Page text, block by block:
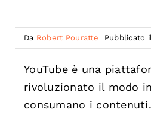
Da Robert Pouratte Pubblicato
YouTube è una
rivoluzionato il modo
consumano i